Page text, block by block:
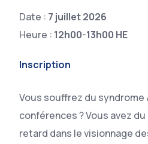
Date : 7 juillet 2026
Heure : 12h00-13h00 HE
Inscription
Vous souffrez du syndrome
conférences ? Vous avez
retard dans le visionnage